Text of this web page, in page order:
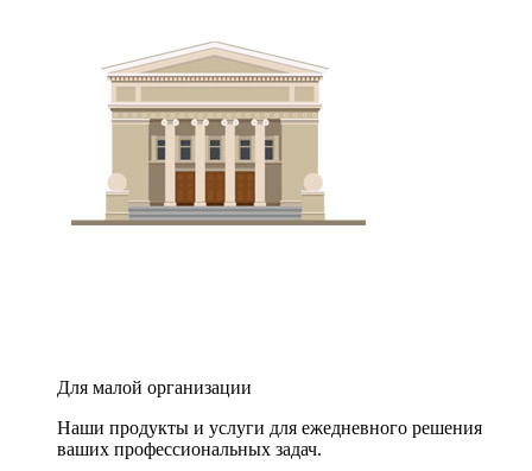
Для малой организации
Наши продукты и услуги для ежедневного решения
ваших профессиональных задач.